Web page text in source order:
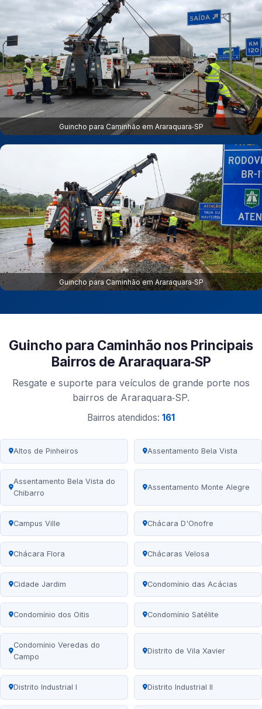
Guincho para Caminhão em Araraquara‑SP
Guincho para Caminhão em Araraquara‑SP
Guincho para Caminhão nos Principais
Bairros de Araraquara‑SP
Resgate e suporte para veículos de grande porte nos
bairros de Araraquara‑SP.
Bairros atendidos: 161
Altos de Pinheiros Assentamento Bela Vista
Assentamento Bela Vista do
Chibarro
Assentamento Monte Alegre
Campus Ville Chácara D'Onofre
Chácara Flora Chácaras Velosa
Cidade Jardim Condomínio das Acácias
Condomínio dos Oitis Condomínio Satélite
Condomínio Veredas do
Campo
Distrito de Vila Xavier
Distrito Industrial I Distrito Industrial II